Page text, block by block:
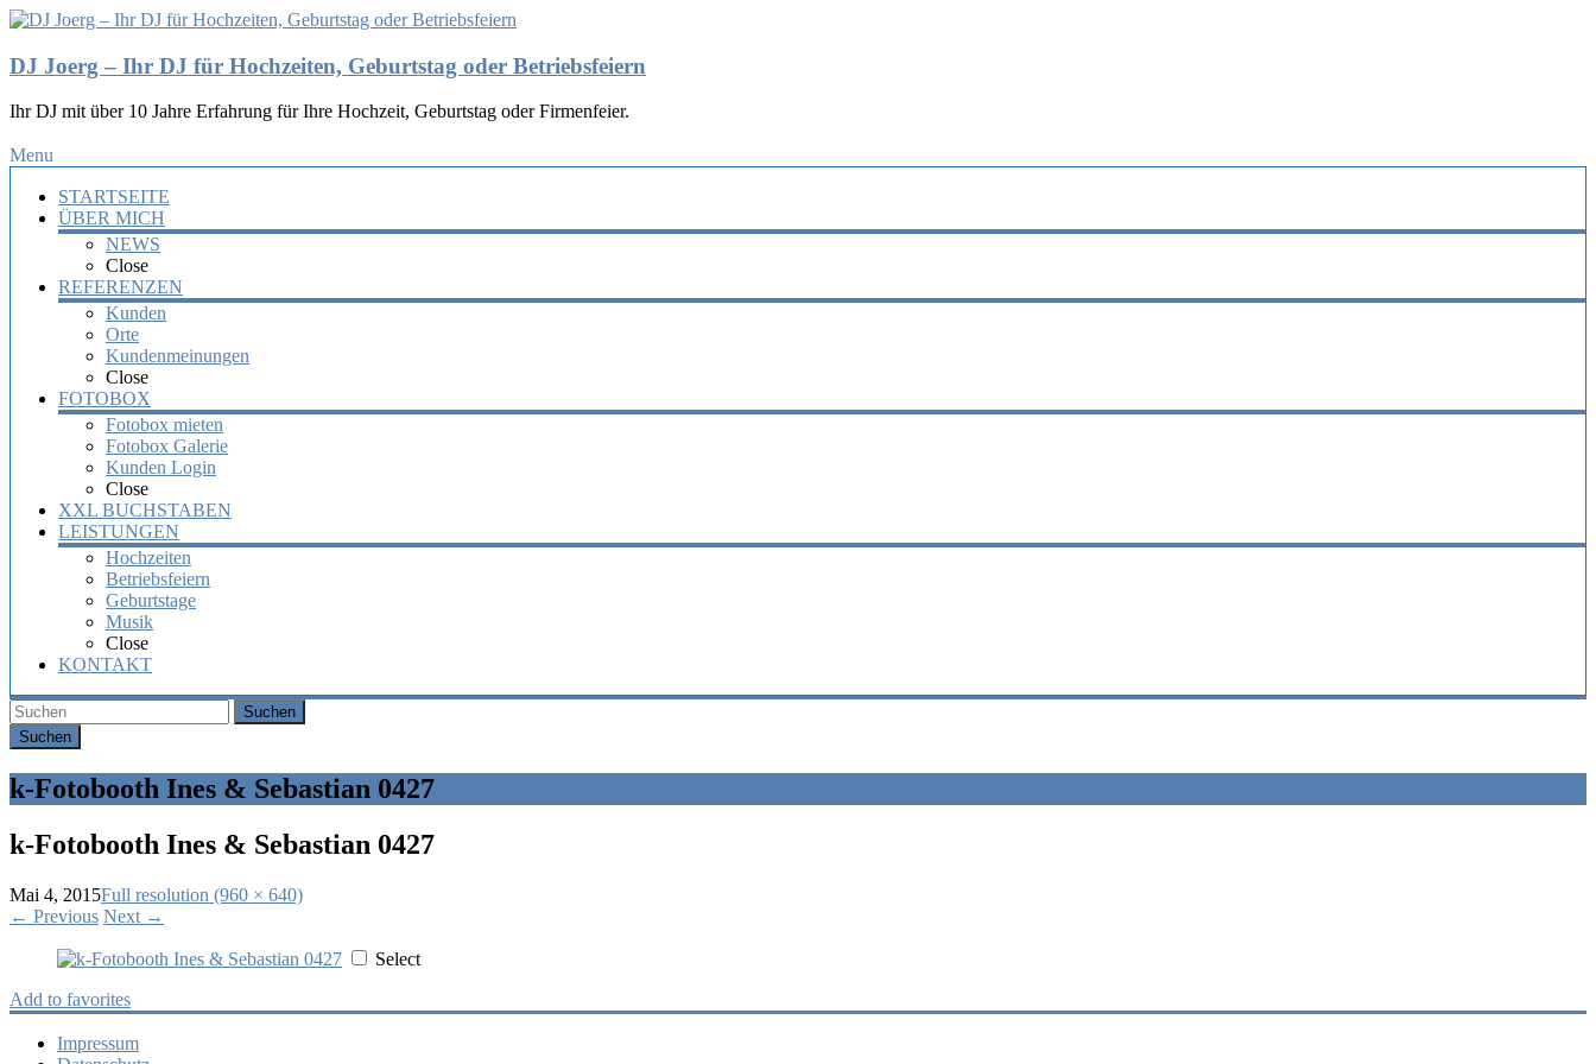
DJ Joerg – Ihr DJ für Hochzeiten, Geburtstag oder Betriebsfeiern
Ihr DJ mit über 10 Jahre Erfahrung für Ihre Hochzeit, Geburtstag oder Firmenfeier.
Menu
STARTSEITE
ÜBER MICH
NEWS
Close
REFERENZEN
Kunden
Orte
Kundenmeinungen
Close
FOTOBOX
Fotobox mieten
Fotobox Galerie
Kunden Login
Close
XXL BUCHSTABEN
LEISTUNGEN
Hochzeiten
Betriebsfeiern
Geburtstage
Musik
Close
KONTAKT
Suchen
k-Fotobooth Ines & Sebastian 0427
k-Fotobooth Ines & Sebastian 0427
Mai 4, 2015Full resolution (960 × 640)
← Previous Next →
Select
Add to favorites
Impressum